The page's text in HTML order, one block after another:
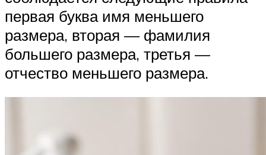
первая буква имя меньшего
размера, вторая — фамилия
большего размера, третья —
отчество меньшего размера.